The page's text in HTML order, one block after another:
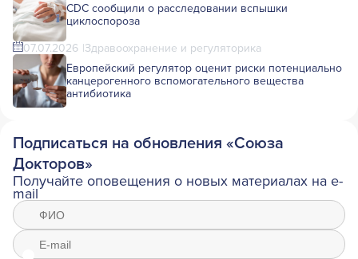
CDC сообщили о расследовании вспышки
циклоспороза
07.07.2026 Здравоохранение и регуляторика
Европейский регулятор оценит риски потенциально
канцерогенного вспомогательного вещества
антибиотика
Подписаться на обновления «Союза
Докторов»
Получайте оповещения о новых материалах на e-
mail